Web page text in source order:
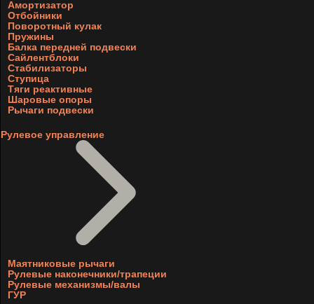
Амортизатор
Отбойники
Поворотный кулак
Пружины
Балка передней подвески
Сайлентблоки
Стабилизаторы
Ступица
Тяги реактивные
Шаровые опоры
Рычаги подвески
Рулевое управление
Маятниковые рычаги
Рулевые наконечники/трапеции
Рулевые механизмы/валы
ГУР